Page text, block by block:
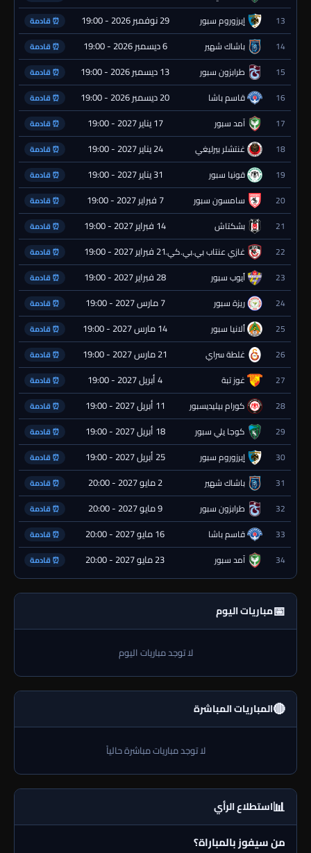
13 إيرزوروم سبور 29 نوفمبر 2026 - 19:00 ⏰ قادمة
14 باشاك شهير 6 ديسمبر 2026 - 19:00 ⏰ قادمة
15 طرابزون سبور 13 ديسمبر 2026 - 19:00 ⏰ قادمة
16 قاسم باشا 20 ديسمبر 2026 - 19:00 ⏰ قادمة
17 آمد سبور 17 يناير 2027 - 19:00 ⏰ قادمة
18 غنتشلر بيرليغي 24 يناير 2027 - 19:00 ⏰ قادمة
19 قونيا سبور 31 يناير 2027 - 19:00 ⏰ قادمة
20 سامسون سبور 7 فبراير 2027 - 19:00 ⏰ قادمة
21 بشكتاش 14 فبراير 2027 - 19:00 ⏰ قادمة
22 غازي عنتاب بي.بي.كي.21 فبراير 2027 - 19:00 ⏰ قادمة
23 أيوب سبور 28 فبراير 2027 - 19:00 ⏰ قادمة
24 ريزة سبور 7 مارس 2027 - 19:00 ⏰ قادمة
25 ألانيا سبور 14 مارس 2027 - 19:00 ⏰ قادمة
26 غلطة سراي 21 مارس 2027 - 19:00 ⏰ قادمة
27 غوز تبة 4 أبريل 2027 - 19:00 ⏰ قادمة
28 كورام بيليديسبور 11 أبريل 2027 - 19:00 ⏰ قادمة
29 كوجا يلي سبور 18 أبريل 2027 - 19:00 ⏰ قادمة
30 إيرزوروم سبور 25 أبريل 2027 - 19:00 ⏰ قادمة
31 باشاك شهير 2 مايو 2027 - 20:00 ⏰ قادمة
32 طرابزون سبور 9 مايو 2027 - 20:00 ⏰ قادمة
33 قاسم باشا 16 مايو 2027 - 20:00 ⏰ قادمة
34 آمد سبور 23 مايو 2027 - 20:00 ⏰ قادمة
📅مباريات اليوم
لا توجد مباريات اليوم
🔴المباريات المباشرة
لا توجد مباريات مباشرة حالياً
📊استطلاع الرأي
من سيفوز بالمباراة؟